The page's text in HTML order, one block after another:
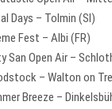
Days – Tolmin (SI)
Fest – Albi (FR)
San Open Air –
– Walton on
Breeze –